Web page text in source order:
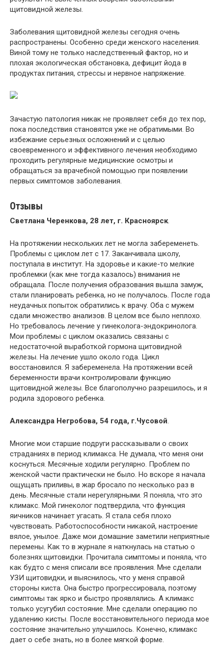
щитовидной железы.
Заболевания щитовидной железы сегодня очень
распространены. Особенно среди женского населения.
Виной тому не только наследственный фактор, но и
плохая экологическая обстановка, дефицит йода в
продуктах питания, стрессы и нервное напряжение.
Зачастую патология никак не проявляет себя до тех пор,
пока последствия становятся уже не обратимыми. Во
избежание серьезных осложнений и с целью
своевременного и эффективного лечения необходимо
проходить регулярные медицинские осмотры и
обращаться за врачебной помощью при появлении
первых симптомов заболевания.
Отзывы
Светлана Черенкова, 28 лет, г. Красноярск.
На протяжении нескольких лет не могла забеременеть.
Проблемы с циклом лет с 17. Заканчивала школу,
поступала в институт. На здоровье и какие-то мелкие
проблемки (как мне тогда казалось) внимания не
обращала. После получения образования вышла замуж,
стали планировать ребенка, но не получалось. После года
неудачных попыток обратились к врачу. Оба с мужем
сдали множество анализов. В целом все было неплохо.
Но требовалось лечение у гинеколога-эндокринолога.
Мои проблемы с циклом оказались связаны с
недостаточной выработкой гормона щитовидной
железы. На лечение ушло около года. Цикл
восстановился. Я забеременела. На протяжении всей
беременности врачи контролировали функцию
щитовидной железы. Все благополучно разрешилось, и я
родила здорового ребенка.
Александра Негробова, 54 года, г.Чусовой.
Многие мои старшие подруги рассказывали о своих
страданиях в период климакса. Не думала, что меня они
коснуться. Месячные ходили регулярно. Проблем по
женской части практически не было. Но вскоре я начала
ощущать приливы, в жар бросало по несколько раз в
день. Месячные стали нерегулярными. Я поняла, что это
климакс. Мой гинеколог подтвердила, что функция
яичников начинает угасать. Я стала себя плохо
чувствовать. Работоспособности никакой, настроение
вялое, унылое. Даже мои домашние заметили неприятные
перемены. Как то в журнале я наткнулась на статью о
болезнях щитовидки. Прочитала симптомы и поняла, что
как будто с меня списали все проявления. Мне сделали
УЗИ щитовидки, и выяснилось, что у меня справой
стороны киста. Она быстро прогрессировала, поэтому
симптомы так ярко и быстро проявлялись. А климакс
только усугубил состояние. Мне сделали операцию по
удалению кисты. После восстановительного периода мое
состояние значительно улучшилось. Конечно, климакс
дает о себе знать, но в более мягкой форме.